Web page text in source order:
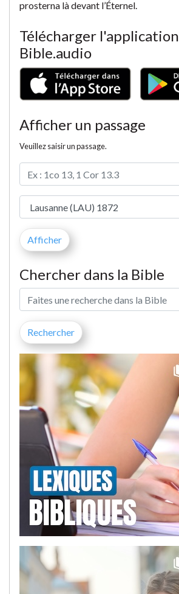
prosterna là devant l’Éternel.
Télécharger l'application
Bible.audio
Afficher un passage
Veuillez saisir un passage.
Chercher dans la Bible